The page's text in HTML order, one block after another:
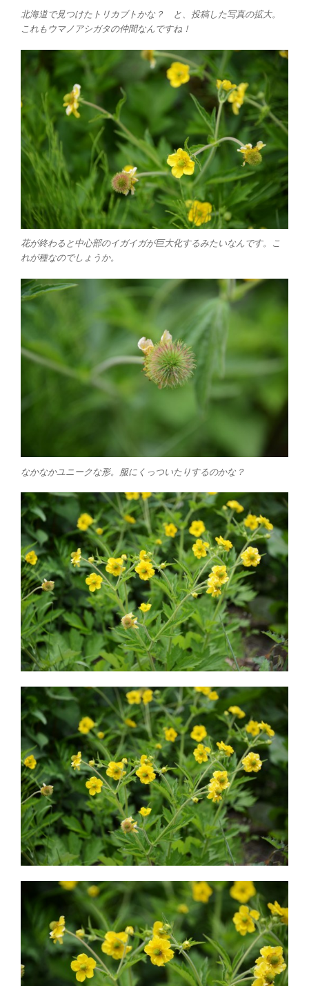
北海道で見つけたトリカブトかな？ と、投稿した写真の拡大。
これもウマノアシガタの仲間なんですね！
花が終わると中心部のイガイガが巨大化するみたいなんです。こ
れが種なのでしょうか。
なかなかユニークな形。服にくっついたりするのかな？